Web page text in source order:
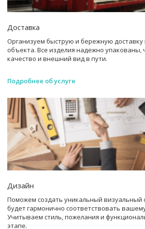
Доставка
Организуем быструю и бережную доставку
объекта. Все изделия надежно упакованы,
качество и внешний вид в пути.
Подробнее об услуге
Дизайн
Поможем создать уникальный визуальный
будет гармонично соответствовать
Учитываем стиль, пожелания и
этапе.